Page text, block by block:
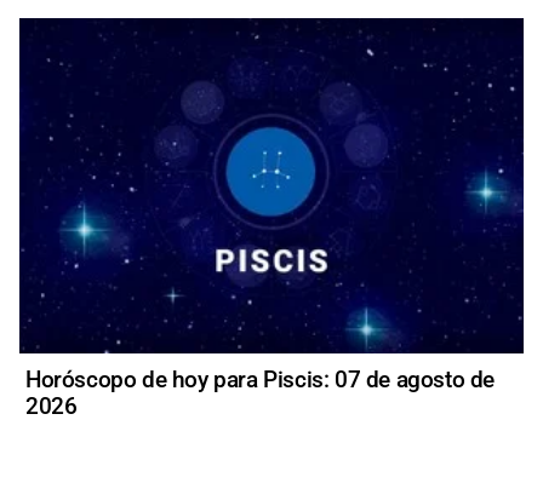
Horóscopo de hoy para Piscis: 07 de agosto de
2026